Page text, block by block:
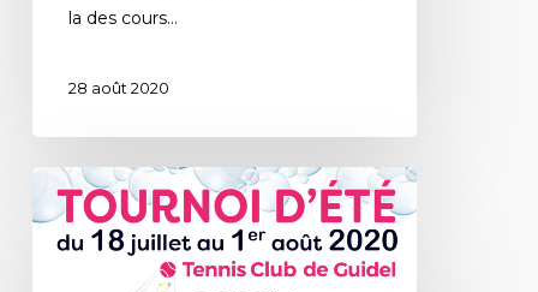
la des cours…
28 août 2020